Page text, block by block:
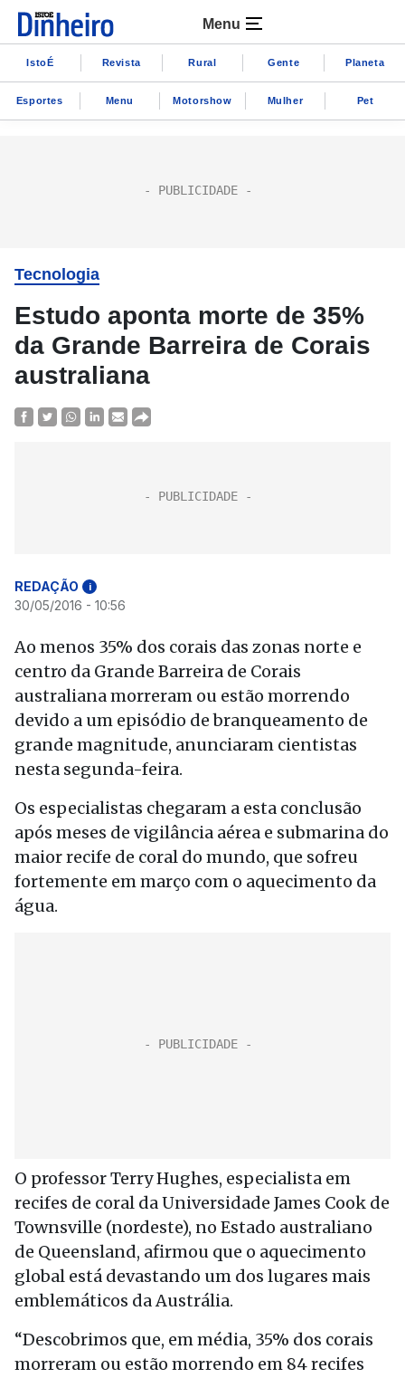
Menu
IstoÉ Revista Rural Gente Planeta
Esportes Menu Motorshow Mulher Pet
Tecnologia
Estudo aponta morte de 35%
da Grande Barreira de Corais
australiana
REDAÇÃO i
30/05/2016 - 10:56
Ao menos 35% dos corais das zonas norte e
centro da Grande Barreira de Corais
australiana morreram ou estão morrendo
devido a um episódio de branqueamento de
grande magnitude, anunciaram cientistas
nesta segunda-feira.
Os especialistas chegaram a esta conclusão
após meses de vigilância aérea e submarina do
maior recife de coral do mundo, que sofreu
fortemente em março com o aquecimento da
água.
O professor Terry Hughes, especialista em
recifes de coral da Universidade James Cook de
Townsville (nordeste), no Estado australiano
de Queensland, afirmou que o aquecimento
global está devastando um dos lugares mais
emblemáticos da Austrália.
“Descobrimos que, em média, 35% dos corais
morreram ou estão morrendo em 84 recifes